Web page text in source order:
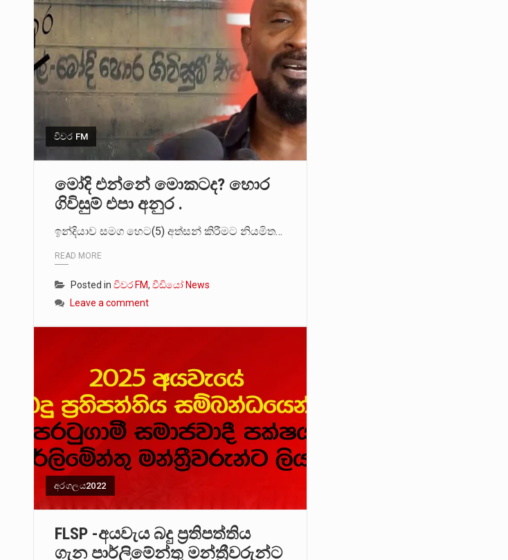
විවර FM
මෝදි එන්නේ මොකටද? හොර
ගිවිසුම් එපා අනුර .
ඉන්දියාව සමග හෙට(5) අත්සන් කිරීමට නියමිත…
READ MORE
Posted in විවර FM, වීඩියෝ News
Leave a comment
අරගලය2022
FLSP -අයවැය බදු ප්‍රතිපත්තිය
ගැන පාර්ලිමේන්තු මන්ත්‍රීවරුන්ට